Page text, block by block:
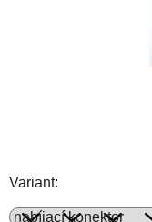
Variant: